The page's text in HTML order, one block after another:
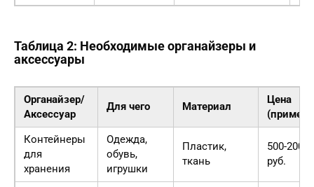
Таблица 2: Необходимые органайзеры и
аксессуары
Органайзер/
Аксессуар
Для чего Материал
Цена
Контейнеры
для
хранения
Одежда,
обувь,
игрушки
Пластик,
ткань
500-2000
руб.